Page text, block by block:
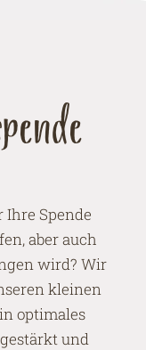
Ihre Spende
aber auch
wird? Wir
kleinen
optimales
und